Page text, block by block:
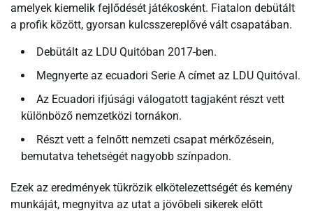
amelyek kiemelik fejlődését játékosként. Fiatalon debütált
a profik között, gyorsan kulcsszereplővé vált csapatában.
Debütált az LDU Quitóban 2017-ben.
Megnyerte az ecuadori Serie A címet az LDU Quitóval.
Az Ecuadori ifjúsági válogatott tagjaként részt vett
különböző nemzetközi tornákon.
Részt vett a felnőtt nemzeti csapat mérkőzésein,
bemutatva tehetségét nagyobb színpadon.
Ezek az eredmények tükrözik elkötelezettségét és kemény
munkáját, megnyitva az utat a jövőbeli sikerek előtt